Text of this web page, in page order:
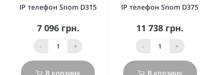
IP телефон Snom D315
7 096 грн.
- +
В корзину
IP телефон Snom D375
11 738 грн.
- +
В корзину